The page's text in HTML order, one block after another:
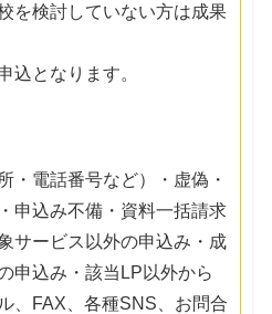
を検討していない方は成果
込となります。
・電話番号など）・虚偽・
申込み不備・資料一括請求
サービス以外の申込み・成
申込み・該当LP以外から
、FAX、各種SNS、お問合